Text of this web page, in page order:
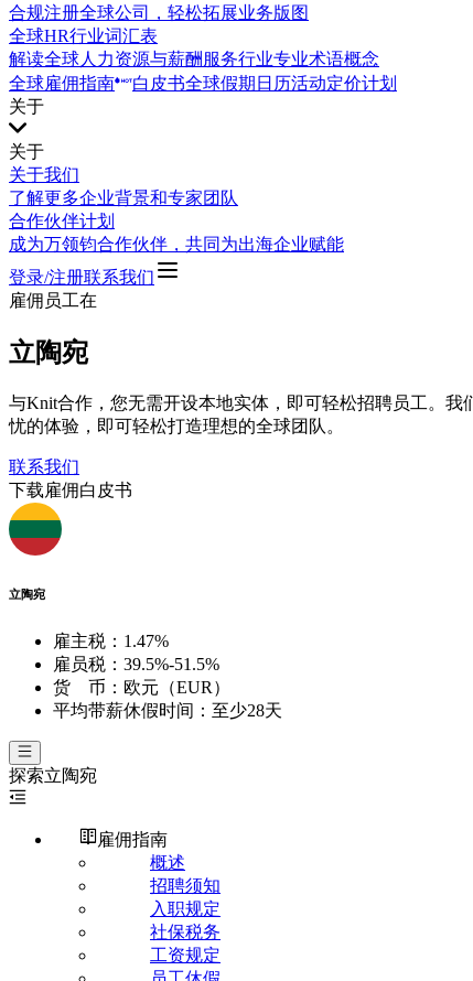
合规注册全球公司，轻松拓展业务版图
全球HR行业词汇表
解读全球人力资源与薪酬服务行业专业术语概念
全球雇佣指南
白皮书全球假期日历活动定价计划
关于
关于
关于我们
了解更多企业背景和专家团队
合作伙伴计划
成为万领钧合作伙伴，共同为出海企业赋能
登录/注册联系我们
雇佣员工在
立陶宛
与Knit合作，您无需开设本地实体，即可轻松招聘员工。
忧的体验，即可轻松打造理想的全球团队。
联系我们
下载雇佣白皮书
立陶宛
雇主税： 1.47%
雇员税： 39.5%-51.5%
货 币： 欧元（EUR）
平均带薪休假时间： 至少28天
探索立陶宛
雇佣指南
概述
招聘须知
入职规定
社保税务
工资规定